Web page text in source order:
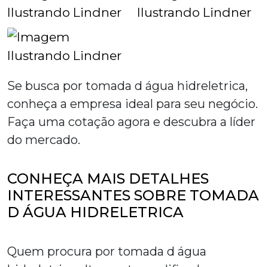
Se busca por tomada d água hidreletrica,
conheça a empresa ideal para seu negócio.
Faça uma cotação agora e descubra a líder
do mercado.
CONHEÇA MAIS DETALHES
INTERESSANTES SOBRE TOMADA
D ÁGUA HIDRELETRICA
Quem procura por tomada d água